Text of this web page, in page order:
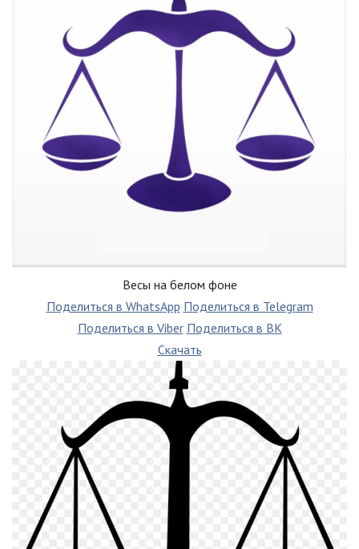
Весы на белом фоне
Поделиться в WhatsApp Поделиться в Telegram
Поделиться в Viber Поделиться в ВК
Скачать